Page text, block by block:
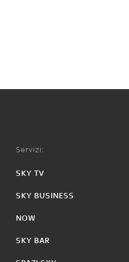
Servizi:
SKY TV
SKY BUSINESS
NOW
SKY BAR